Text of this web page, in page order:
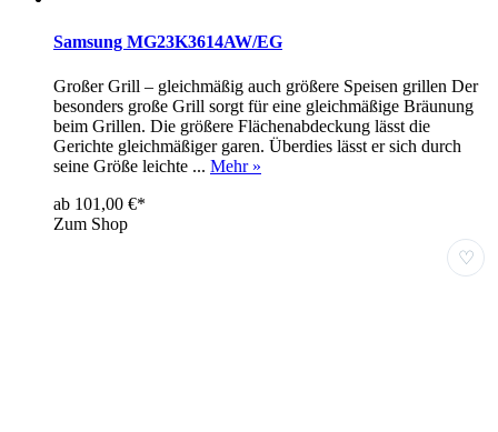
Samsung MG23K3614AW/EG
Großer Grill – gleichmäßig auch größere Speisen grillen Der
besonders große Grill sorgt für eine gleichmäßige Bräunung
beim Grillen. Die größere Flächenabdeckung lässt die
Gerichte gleichmäßiger garen. Überdies lässt er sich durch
seine Größe leichte ... Mehr »
ab 101,00 €*
Zum Shop
♡